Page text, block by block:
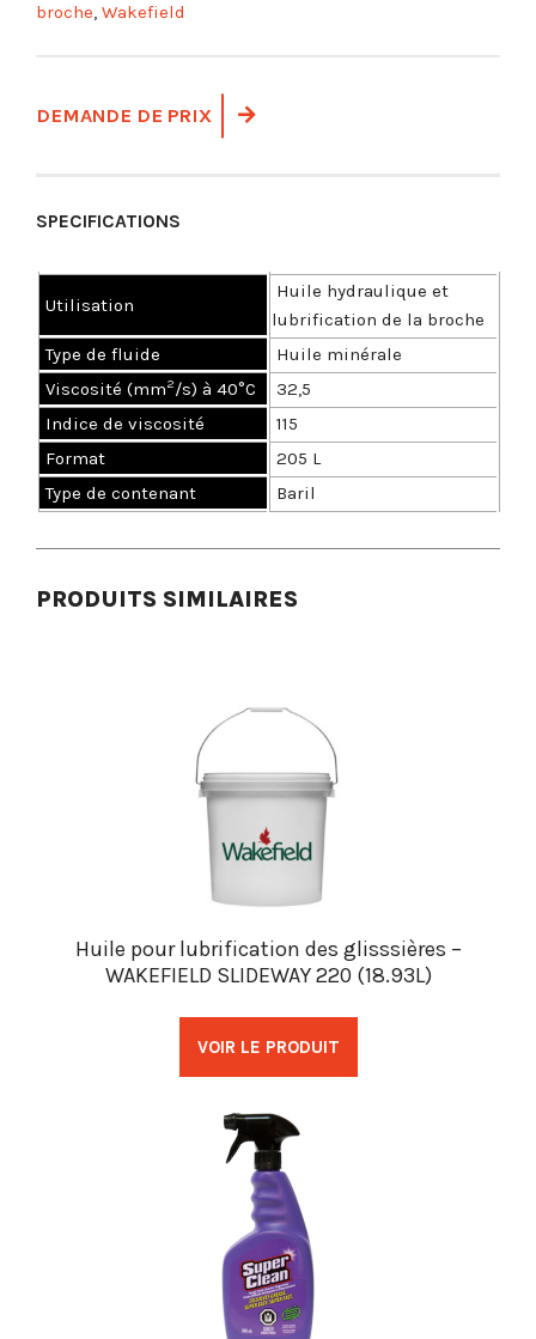
broche, Wakefield
DEMANDE DE PRIX
SPECIFICATIONS
Utilisation
Huile hydraulique et
lubrification de la broche
Type de fluide
Huile minérale
Viscosité (mm2/s) à 40°C
32,5
Indice de viscosité
115
Format
205 L
Type de contenant
Baril
PRODUITS SIMILAIRES
Huile pour lubrification des glisssières –
WAKEFIELD SLIDEWAY 220 (18.93L)
VOIR LE PRODUIT